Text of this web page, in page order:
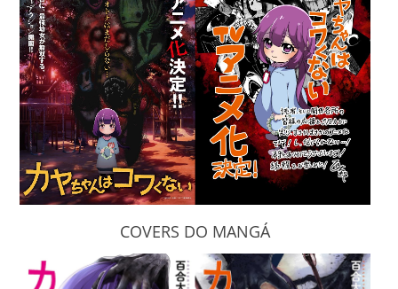
COVERS DO MANGÁ